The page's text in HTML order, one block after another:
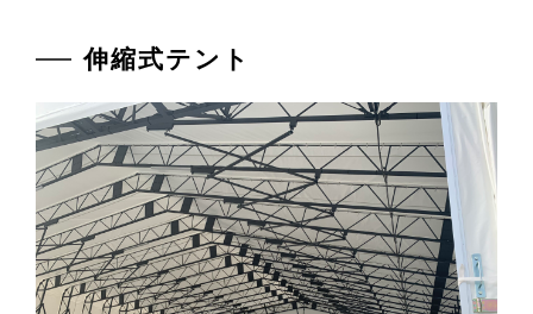
伸縮式テント